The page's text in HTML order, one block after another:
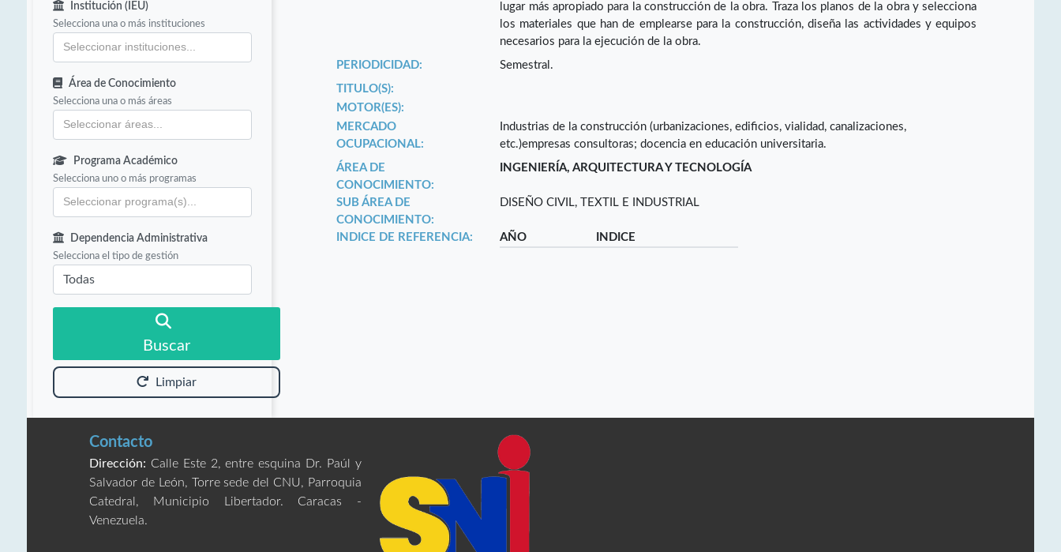
Institución (IEU)
Selecciona una o más instituciones
Área de Conocimiento
Selecciona una o más áreas
Programa Académico
Selecciona uno o más programas
Dependencia Administrativa
Selecciona el tipo de gestión
Buscar
Limpiar
lugar más apropiado para la construcción de la obra. Traza los planos de la obra y selecciona
los materiales que han de emplearse para la construcción, diseña las actividades y equipos
necesarios para la ejecución de la obra.
PERIODICIDAD:
Semestral.
TITULO(S):
MOTOR(ES):
MERCADO
OCUPACIONAL:
Industrias de la construcción (urbanizaciones, edificios, vialidad, canalizaciones,
etc.)empresas consultoras; docencia en educación universitaria.
ÁREA DE
CONOCIMIENTO:
INGENIERÍA, ARQUITECTURA Y TECNOLOGÍA
SUB ÁREA DE
CONOCIMIENTO:
DISEÑO CIVIL, TEXTIL E INDUSTRIAL
INDICE DE REFERENCIA: AÑO INDICE
Contacto
Dirección: Calle Este 2, entre esquina Dr. Paúl y
Salvador de León, Torre sede del CNU, Parroquia
Catedral, Municipio Libertador. Caracas -
Venezuela.